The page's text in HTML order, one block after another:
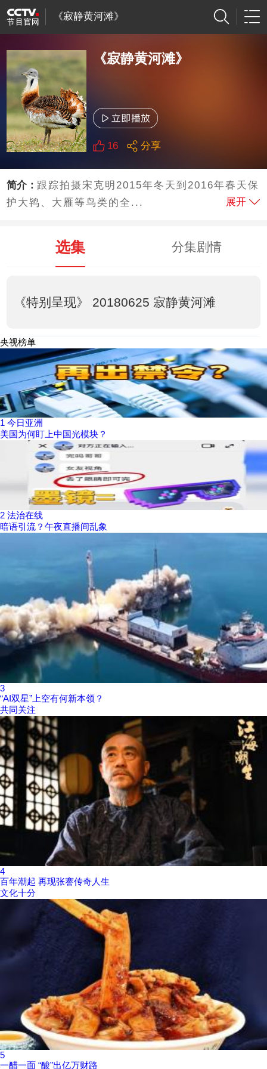
《寂静黄河滩》
《寂静黄河滩》
16 分享
简介： 跟踪拍摄宋克明2015年冬天到2016年春天保
护大鸨、大雁等鸟类的全...
展开
选集 分集剧情
《特别呈现》 20180625 寂静黄河滩
央视榜单
1 今日亚洲
美国为何盯上中国光模块？
2 法治在线
暗语引流？午夜直播间乱象
3
“AI双星”上空有何新本领？
共同关注
4
百年潮起 再现张謇传奇人生
文化十分
5
一醋一面 “酸”出亿万财路